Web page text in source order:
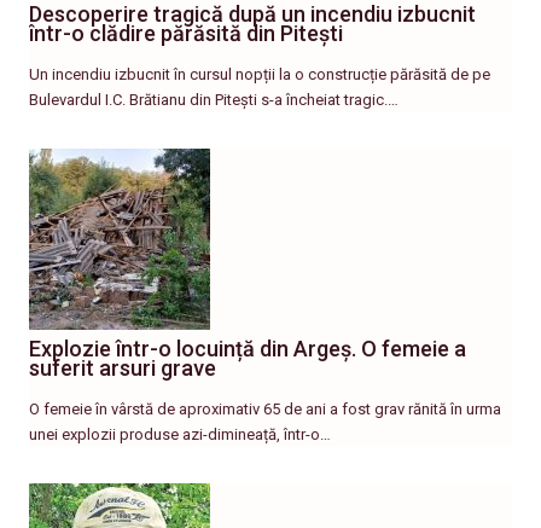
Descoperire tragică după un incendiu izbucnit
într-o clădire părăsită din Pitești
Un incendiu izbucnit în cursul nopții la o construcție părăsită de pe
Bulevardul I.C. Brătianu din Pitești s-a încheiat tragic.…
Explozie într-o locuință din Argeș. O femeie a
suferit arsuri grave
O femeie în vârstă de aproximativ 65 de ani a fost grav rănită în urma
unei explozii produse azi-dimineață, într-o…